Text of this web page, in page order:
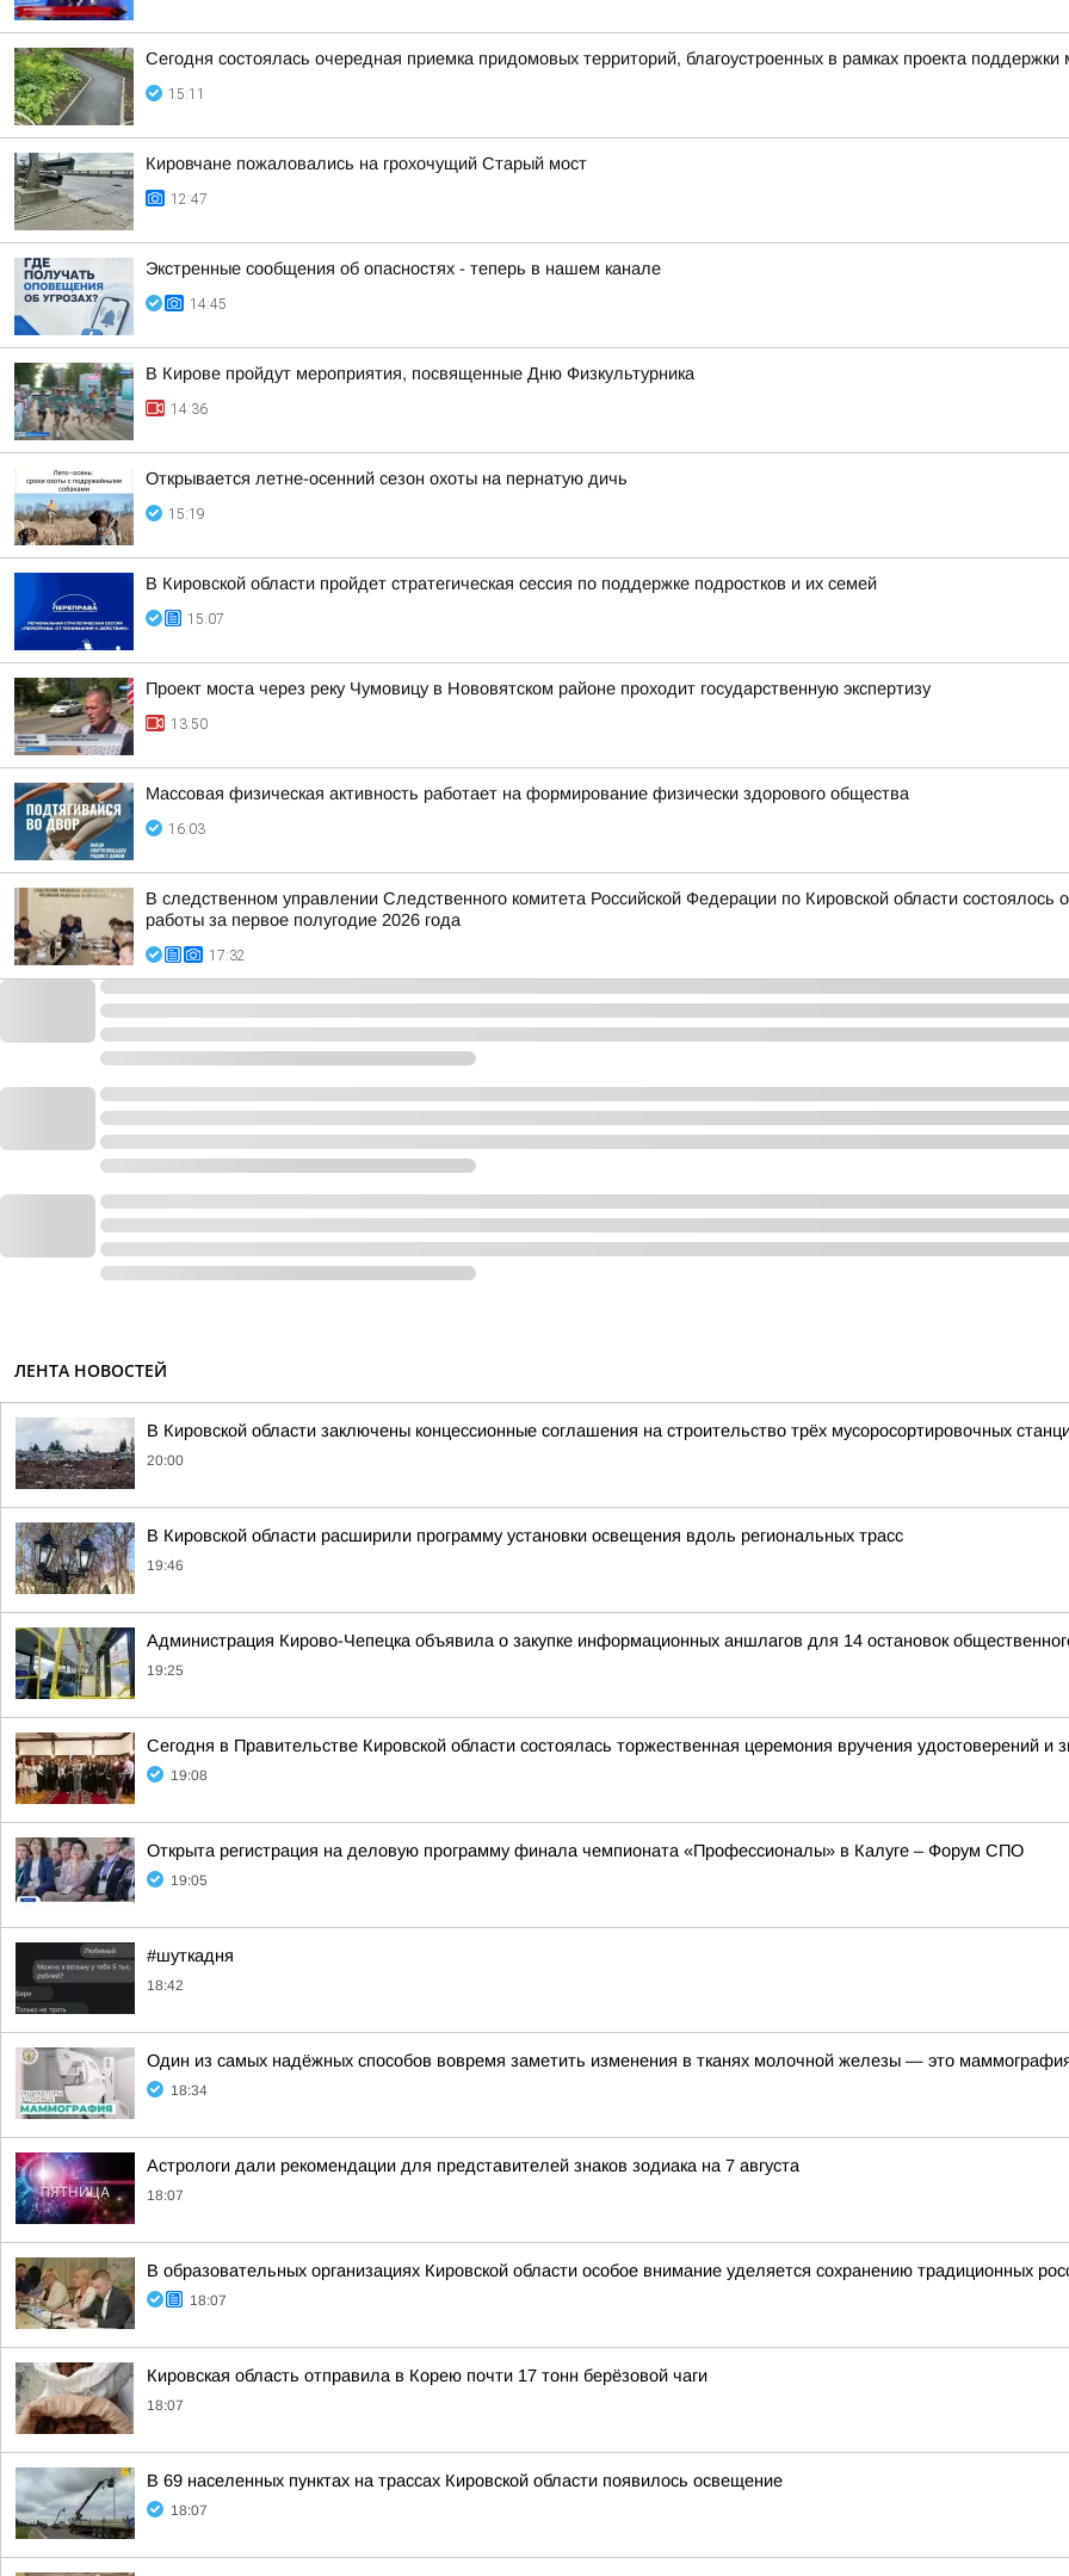
Сегодня состоялась очередная приемка придомовых территорий, благоустроенных в рамках проекта поддержки
15:11
Кировчане пожаловались на грохочущий Старый мост
12:47
Экстренные сообщения об опасностях - теперь в нашем канале
14:45
В Кирове пройдут мероприятия, посвященные Дню Физкультурника
14:36
Открывается летне-осенний сезон охоты на пернатую дичь
15:19
В Кировской области пройдет стратегическая сессия по поддержке подростков и их семей
15:07
Проект моста через реку Чумовицу в Нововятском районе проходит государственную экспертизу
13:50
Массовая физическая активность работает на формирование физически здорового общества
16:03
В следственном управлении Следственного комитета Российской Федерации по Кировской области
работы за первое полугодие 2026 года
17:32
ЛЕНТА НОВОСТЕЙ
В Кировской области заключены концессионные соглашения на строительство трёх мусоросортировочных
20:00
В Кировской области расширили программу установки освещения вдоль региональных трасс
19:46
Администрация Кирово-Чепецка объявила о закупке информационных аншлагов для 14 остановок
19:25
Сегодня в Правительстве Кировской области состоялась торжественная церемония вручения удостоверений и
19:08
Открыта регистрация на деловую программу финала чемпионата «Профессионалы» в Калуге – Форум СПО
19:05
#шуткадня
18:42
Один из самых надёжных способов вовремя заметить изменения в тканях молочной железы — это
18:34
Астрологи дали рекомендации для представителей знаков зодиака на 7 августа
18:07
В образовательных организациях Кировской области особое внимание уделяется сохранению традиционных
18:07
Кировская область отправила в Корею почти 17 тонн берёзовой чаги
18:07
В 69 населенных пунктах на трассах Кировской области появилось освещение
18:07